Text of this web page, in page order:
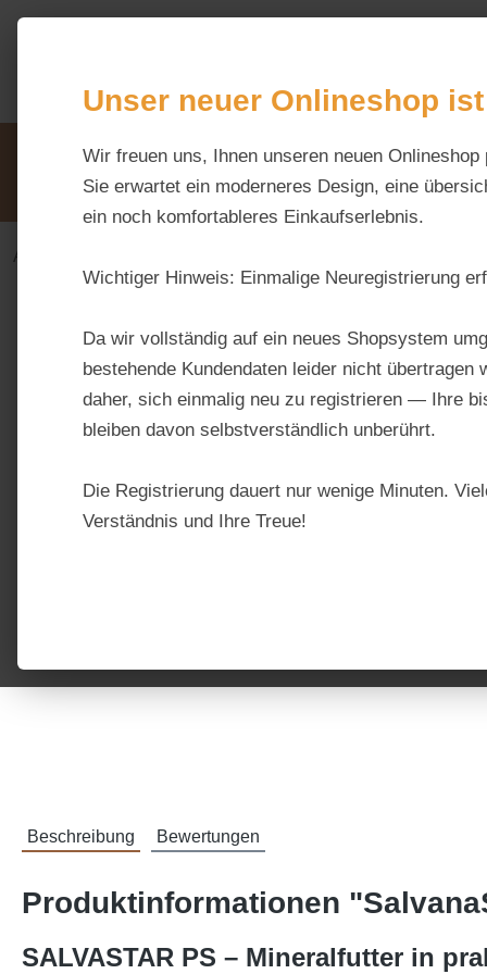
Hauptinhalt springen
Zur Suche springen
Unsere VorteileBeratung via WhatsApp:
0176 / 99 66 31 80
Alles fürs Pferd
Beschreibung Bewertungen
Produktinformationen
SALVASTAR PS – Mineralfutter in
Unser neuer Onlineshop
Wir freuen uns, Ihnen unseren neuen
Sie erwartet ein moderneres Design, eine
ein noch komfortableres Einkaufserlebnis.
Wichtiger Hinweis: Einmalige Neuregistrierung
Da wir vollständig auf ein neues Shopsystem
bestehende Kundendaten leider nicht übertragen
daher, sich einmalig neu zu registrieren — Ihre
bleiben davon selbstverständlich unberührt.
Die Registrierung dauert nur wenige Minuten.
Verständnis und Ihre Treue!